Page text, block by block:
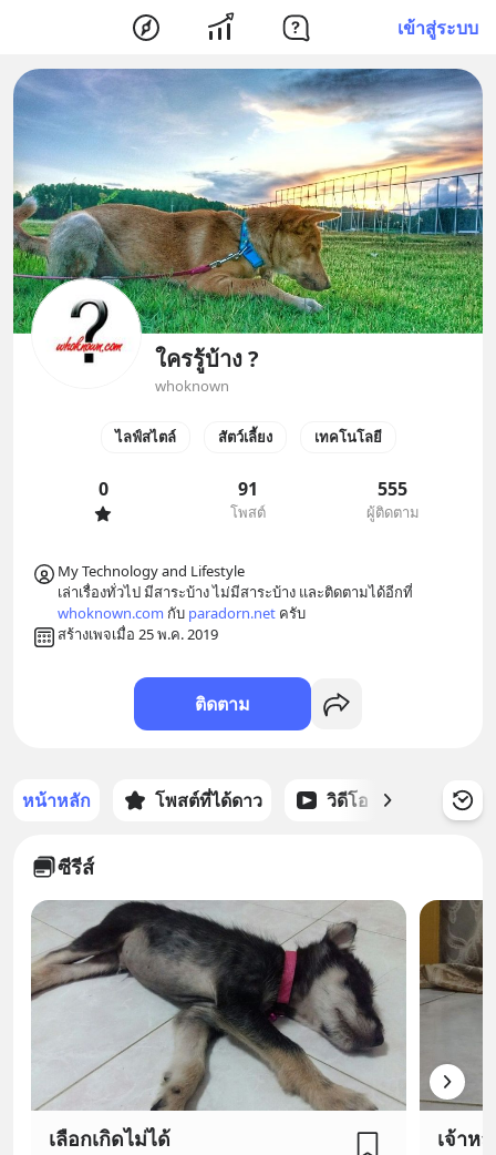
เข้าสู่ระบบ
ใครรู้บ้าง ?
whoknown
ไลฟ์สไตล์ สัตว์เลี้ยง เทคโนโลยี
0 91
โพสต์
555
ผู้ติดตาม
My Technology and Lifestyle
whoknown.com กับ paradorn.net ครับ
สร้างเพจเมื่อ 25 พ.ค. 2019
ติดตาม
หน้าหลัก โพสต์ที่ได้ดาว วิดีโอ พอดแ
ซีรีส์
เลือกเกิดไม่ได้ เจ้าห